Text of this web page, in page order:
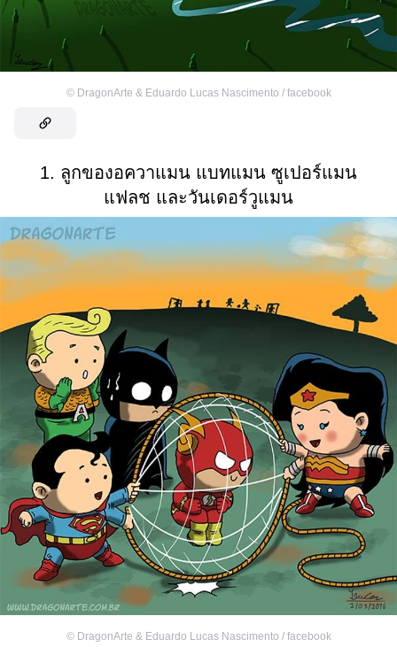
© DragonArte & Eduardo Lucas Nascimento / facebook
1. ลูกของอควาแมน แบทแมน ซูเปอร์แมน
แฟลช และวันเดอร์วูแมน
© DragonArte & Eduardo Lucas Nascimento / facebook